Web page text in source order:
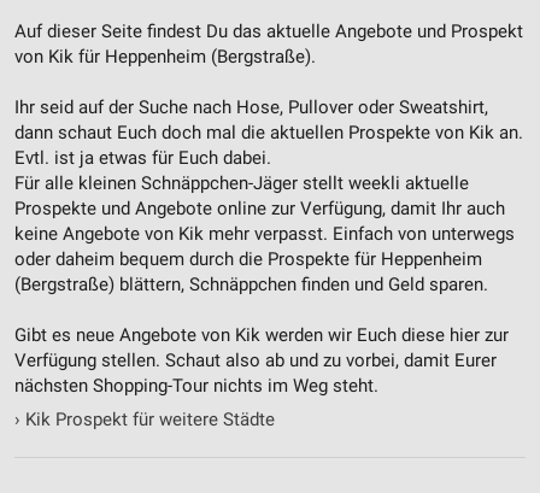
Auf dieser Seite findest Du das aktuelle Angebote und Prospekt
von Kik für Heppenheim (Bergstraße).
Ihr seid auf der Suche nach Hose, Pullover oder Sweatshirt,
dann schaut Euch doch mal die aktuellen Prospekte von Kik an.
Evtl. ist ja etwas für Euch dabei.
Für alle kleinen Schnäppchen-Jäger stellt weekli aktuelle
Prospekte und Angebote online zur Verfügung, damit Ihr auch
keine Angebote von Kik mehr verpasst. Einfach von unterwegs
oder daheim bequem durch die Prospekte für Heppenheim
(Bergstraße) blättern, Schnäppchen finden und Geld sparen.
Gibt es neue Angebote von Kik werden wir Euch diese hier zur
Verfügung stellen. Schaut also ab und zu vorbei, damit Eurer
nächsten Shopping-Tour nichts im Weg steht.
› Kik Prospekt für weitere Städte
Informationen identifizieren
Nicht-IAB-Verarbeitungszwecke:
Notwendig
Performance
Funktional
Werbung